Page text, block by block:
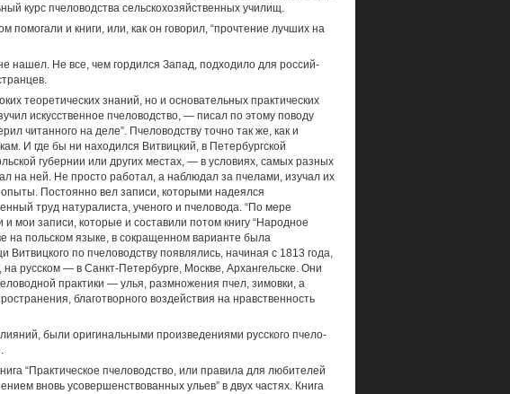
курс пчеловодства сельскохозяйственных училищ.
по­могали и книги, или, как он говорил, “прочтение лучших на
нашел. Не все, чем гордился Запад, подходило для россий­
теоретических знаний, но и основательных практических
искусственное пчеловодство, — писал по этому по­воду
читанного на деле”. Пчеловодству точно так же, как и
И где бы ни находился Витвицкий, в Петер­бургской
губернии или других местах, — в условиях, самых разных
на ней. Не просто работал, а наблюдал за пчелами, изучал их
Постоянно вел записи, которыми надеялся
труд натуралиста, ученого и пчеловода. “По мере
записи, которые и составили потом книгу “На­родное
на польском языке, в сокращенном варианте была
по пчеловодству появлялись, начиная с 1813 го­да,
русском — в Санкт-Петербурге, Москве, Архан­гельске. Они
практики — улья, размножения пчел, зимовки, а
благотворного воздействия на нравственность
были оригинальными произведениями русского пчело­
“Практическое пчеловодство, или правила для любителей
вновь усовершенствованных ульев” в двух частях. Книга